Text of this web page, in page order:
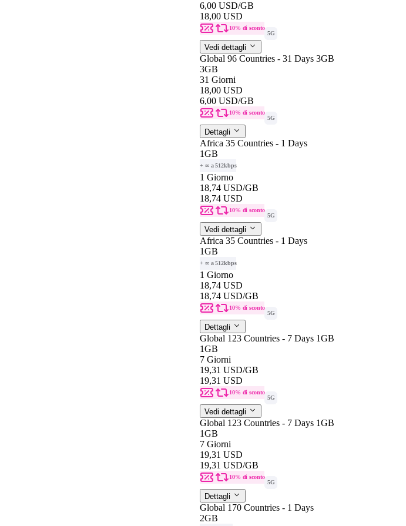
6,00 USD/GB
18,00 USD
10% di sconto
5G
Vedi dettagli
Global 96 Countries - 31 Days 3GB
3GB
31 Giorni
18,00 USD
6,00 USD/GB
10% di sconto
5G
Dettagli
Africa 35 Countries - 1 Days
1GB
+ ∞ a 512kbps
1 Giorno
18,74 USD/GB
18,74 USD
10% di sconto
5G
Vedi dettagli
Africa 35 Countries - 1 Days
1GB
+ ∞ a 512kbps
1 Giorno
18,74 USD
18,74 USD/GB
10% di sconto
5G
Dettagli
Global 123 Countries - 7 Days 1GB
1GB
7 Giorni
19,31 USD/GB
19,31 USD
10% di sconto
5G
Vedi dettagli
Global 123 Countries - 7 Days 1GB
1GB
7 Giorni
19,31 USD
19,31 USD/GB
10% di sconto
5G
Dettagli
Global 170 Countries - 1 Days
2GB